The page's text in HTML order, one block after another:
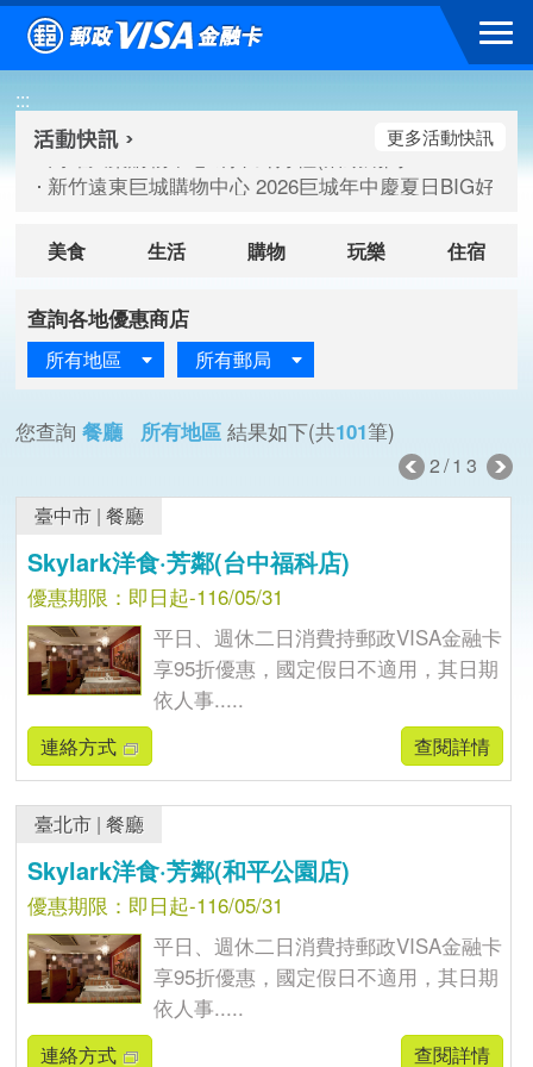
跳到主要內容區塊
:::
高雄大樂購物中心 刷卡郵好禮(活動期間：115/08/07-
臺北三創生活 有點東西第2波 刷卡郵好禮(活動期間：
高雄大樂購物中心 刷卡郵好禮(活動期間：115/08/07-
新竹遠東巨城購物中心 2026巨城年中慶夏日BIG好刷(
更多活動快訊
美食 生活 購物 玩樂 住宿
查詢各地優惠商店
所有地區 所有郵局
您查詢 餐廳 所有地區 結果如下(共101筆)
2/13
臺中市 |餐廳
Skylark洋食·芳鄰(台中福科店)
優惠期限：即日起-116/05/31
平日、週休二日消費持郵政VISA金融卡
享95折優惠，國定假日不適用，其日期
依人事.....
連絡方式 查閱詳情
臺北市 |餐廳
Skylark洋食·芳鄰(和平公園店)
優惠期限：即日起-116/05/31
平日、週休二日消費持郵政VISA金融卡
享95折優惠，國定假日不適用，其日期
依人事.....
連絡方式 查閱詳情